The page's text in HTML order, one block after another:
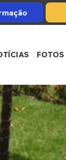
FOTOS